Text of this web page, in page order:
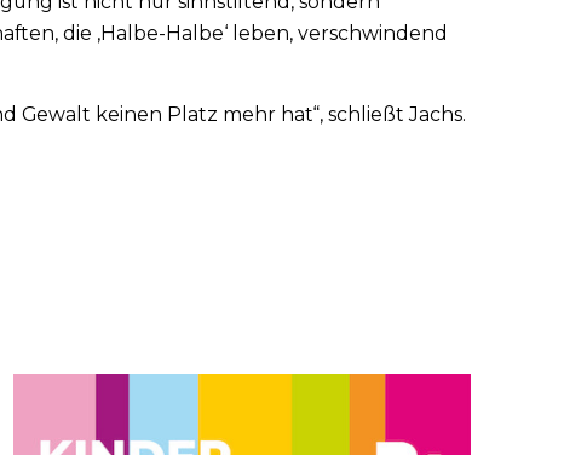
die ‚Halbe-Halbe‘ leben, verschwindend
Gewalt keinen Platz mehr hat“, schließt Jachs.